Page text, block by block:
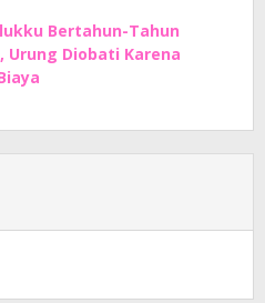
Bertahun-Tahun
Urung Diobati Karena